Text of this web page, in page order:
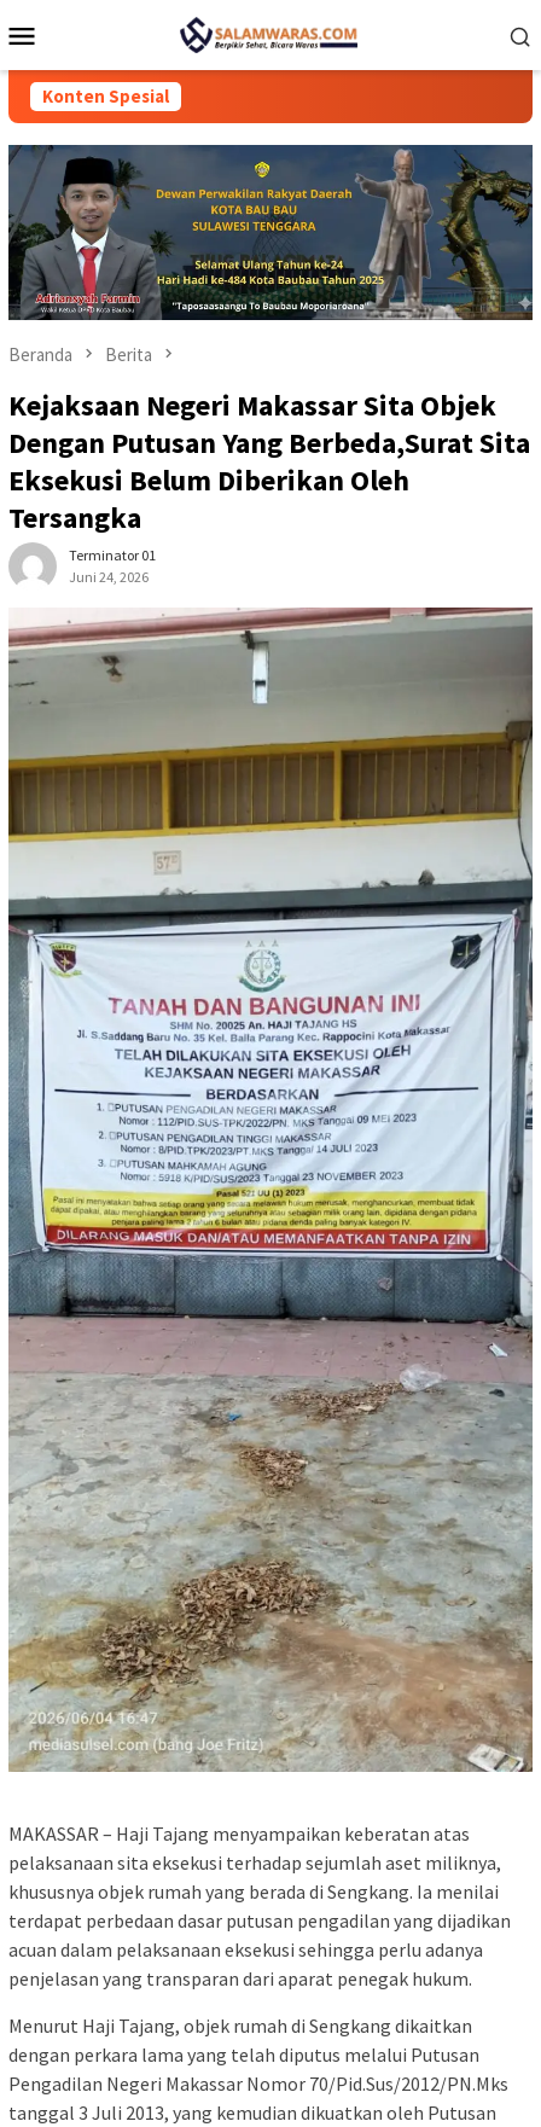
ke
Mobile
Konten Spesial
Beranda Berita
Kejaksaan Negeri Makassar Sita Objek
Dengan Putusan Yang Berbeda,Surat Sita
Eksekusi Belum Diberikan Oleh
Tersangka
Terminator 01
Juni 24, 2026
MAKASSAR – Haji Tajang menyampaikan keberatan atas
pelaksanaan sita eksekusi terhadap sejumlah aset miliknya,
khususnya objek rumah yang berada di Sengkang. Ia menilai
terdapat perbedaan dasar putusan pengadilan yang dijadikan
acuan dalam pelaksanaan eksekusi sehingga perlu adanya
penjelasan yang transparan dari aparat penegak hukum.
Menurut Haji Tajang, objek rumah di Sengkang dikaitkan
dengan perkara lama yang telah diputus melalui Putusan
Pengadilan Negeri Makassar Nomor 70/Pid.Sus/2012/PN.Mks
tanggal 3 Juli 2013, yang kemudian dikuatkan oleh Putusan